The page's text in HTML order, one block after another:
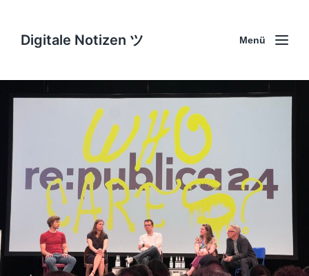
Digitale Notizen ツ Menü